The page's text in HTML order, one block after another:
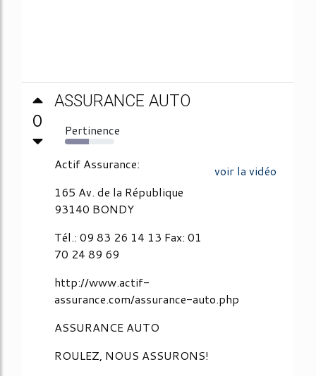
0
ASSURANCE AUTO
Pertinence
48%
voir la vidéo
Actif Assurance:
165 Av. de la République
93140 BONDY
Tél.: 09 83 26 14 13 Fax: 01
70 24 89 69
http://www.actif-
assurance.com/assurance-auto.php
ASSURANCE AUTO
ROULEZ, NOUS ASSURONS!